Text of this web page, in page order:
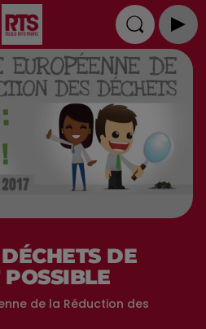
DE
de la Réduction des